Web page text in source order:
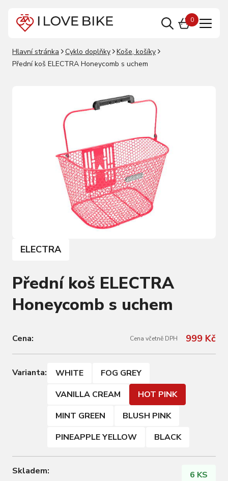
0
Hlavní stránka Cyklo doplňky
Koše, košíky
Přední koš ELECTRA Honeycomb s uchem
ELECTRA
Přední koš ELECTRA
Honeycomb s uchem
Cena: Cena včetně DPH 999 Kč
Varianta: WHITE
FOG GREY
VANILLA CREAM
HOT PINK
MINT GREEN
BLUSH PINK
PINEAPPLE YELLOW
BLACK
Skladem: 6 KS